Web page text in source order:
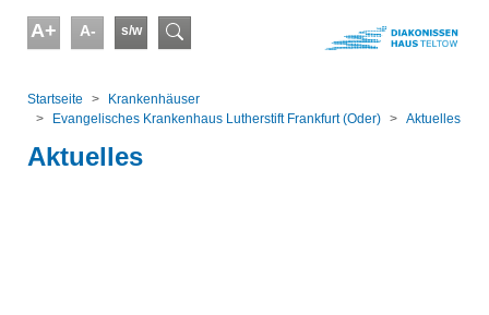
A+ A- s/w Suchformular
Startseite
Kranken­häuser
Evangelisches Krankenhaus Lutherstift Frankfurt (Oder)
Aktuelles
Aktuelles